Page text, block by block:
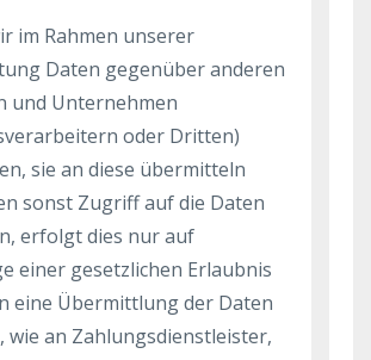
im Rahmen unserer
Daten gegenüber anderen
und Unternehmen
oder Dritten)
sie an diese übermitteln
sonst Zugriff auf die Daten
erfolgt dies nur auf
einer gesetzlichen Erlaubnis
eine Übermittlung der Daten
wie an Zahlungsdienstleister,